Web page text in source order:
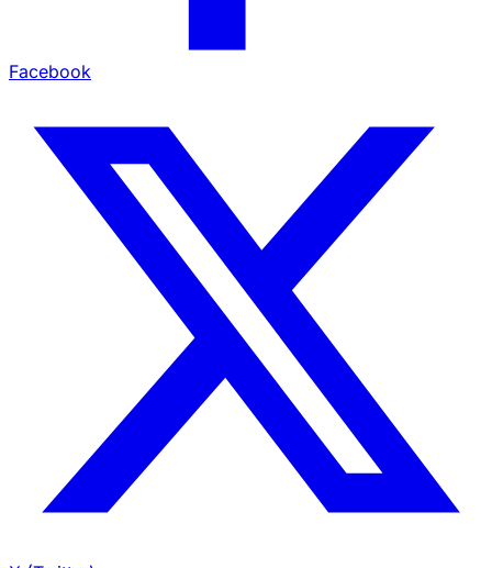
Facebook